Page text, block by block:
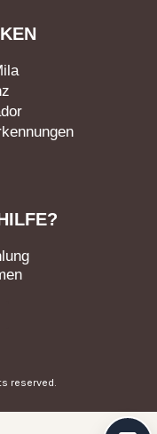
reserved.